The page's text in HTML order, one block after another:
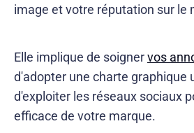
image et votre réputation sur le
Elle implique de soignervos
d'adopter une charte graphique
d'exploiter les réseaux sociaux
efficace de votre marque.